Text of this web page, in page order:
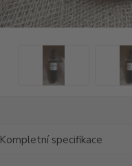
Kompletní specifikace